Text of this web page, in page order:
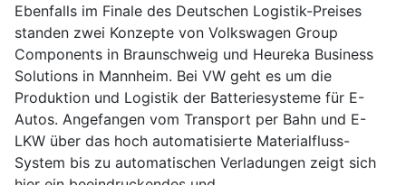
Ebenfalls im Finale des Deutschen Logistik-Preises
standen zwei Konzepte von Volkswagen Group
Components in Braunschweig und Heureka Business
Solutions in Mannheim. Bei VW geht es um die
Produktion und Logistik der Batteriesysteme für E-
Autos. Angefangen vom Transport per Bahn und E-
LKW über das hoch automatisierte Materialfluss-
System bis zu automatischen Verladungen zeigt sich